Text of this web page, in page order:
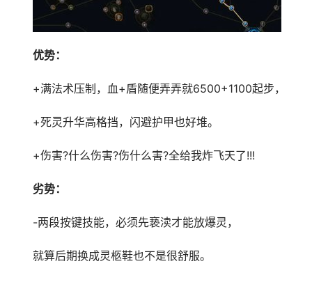
优势：
+满法术压制，血+盾随便弄弄就6500+1100起步，
+死灵升华高格挡，闪避护甲也好堆。
+伤害?什么伤害?伤什么害?全给我炸飞天了!!!
劣势：
-两段按键技能，必须先亵渎才能放爆灵，
就算后期换成灵柩鞋也不是很舒服。